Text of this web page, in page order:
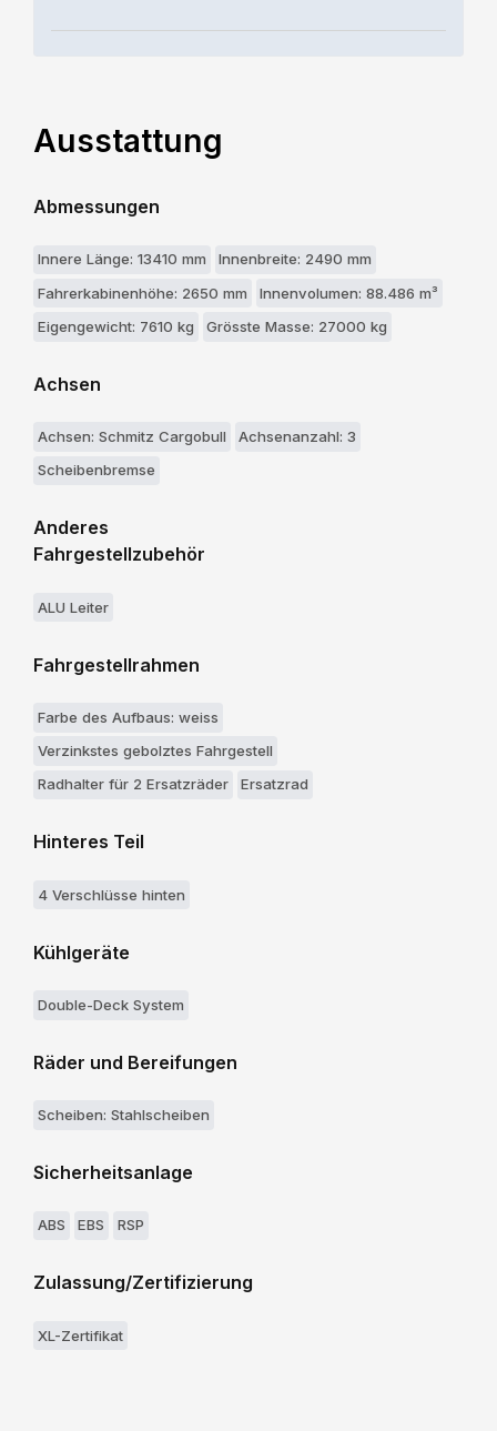
Ausstattung
Abmessungen
Innere Länge: 13410 mm
Innenbreite: 2490 mm
Fahrerkabinenhöhe: 2650 mm
Innenvolumen: 88.486 m³
Eigengewicht: 7610 kg
Grösste Masse: 27000 kg
Achsen
Achsen: Schmitz Cargobull
Achsenanzahl: 3
Scheibenbremse
Anderes
Fahrgestellzubehör
ALU Leiter
Fahrgestellrahmen
Farbe des Aufbaus: weiss
Verzinkstes gebolztes Fahrgestell
Radhalter für 2 Ersatzräder
Ersatzrad
Hinteres Teil
4 Verschlüsse hinten
Kühlgeräte
Double-Deck System
Räder und Bereifungen
Scheiben: Stahlscheiben
Sicherheitsanlage
ABS EBS RSP
Zulassung/Zertifizierung
XL-Zertifikat